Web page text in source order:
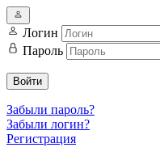
Логин
Пароль
Войти
Забыли пароль?
Забыли логин?
Регистрация